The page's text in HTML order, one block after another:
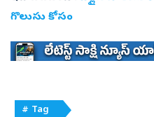
గొలుసు కోసం
# Tag